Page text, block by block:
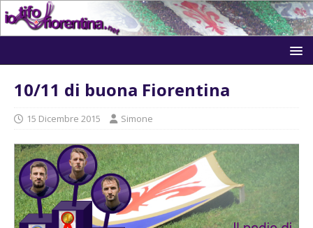
10/11 di buona Fiorentina
15 Dicembre 2015 Simone